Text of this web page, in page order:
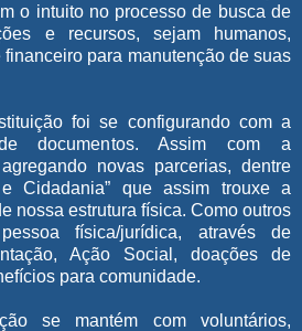
o intuito no processo de busca de
e recursos, sejam humanos,
para manutenção de suas
foi se configurando com a
documentos. Assim com a
novas parcerias, dentre
Cidadania” que assim trouxe a
nossa estrutura física. Como outros
física/jurídica, através de
Ação Social, doações de
para comunidade.
se mantém com voluntários,